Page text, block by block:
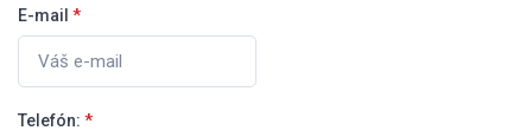
E-mail *
Telefón: *